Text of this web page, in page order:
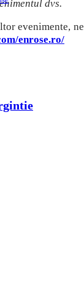
dvs.
evenimente, ne
enrose.ro/